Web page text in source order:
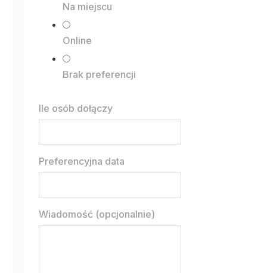
Na miejscu
Online
Brak preferencji
Ile osób dołączy
Preferencyjna data
Wiadomość (opcjonalnie)